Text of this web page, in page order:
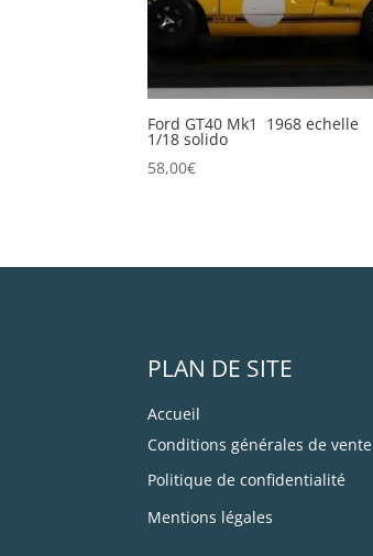
Ford GT40 Mk1 1968 echelle
1/18 solido
58,00€
PLAN DE SITE
Accueil
Conditions générales de vente
Politique de confidentialité
Mentions légales